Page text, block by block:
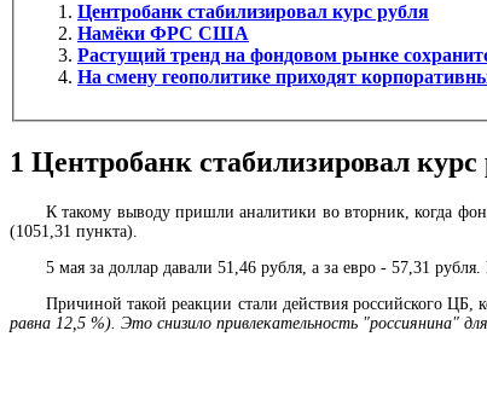
Центробанк стабилизировал курс рубля
Намёки ФРС США
Растущий тренд на фондовом рынке
На смену геополитике приходят
1 Центробанк стабилизировал курс
К такому выводу пришли аналитики во вторник, когда
(1051,31 пункта).
5 мая за доллар давали 51,46 рубля, а за евро - 57,31
Причиной такой реакции стали действия российского
равна 12,5 %). Это снизило привлекательность "россиянина"